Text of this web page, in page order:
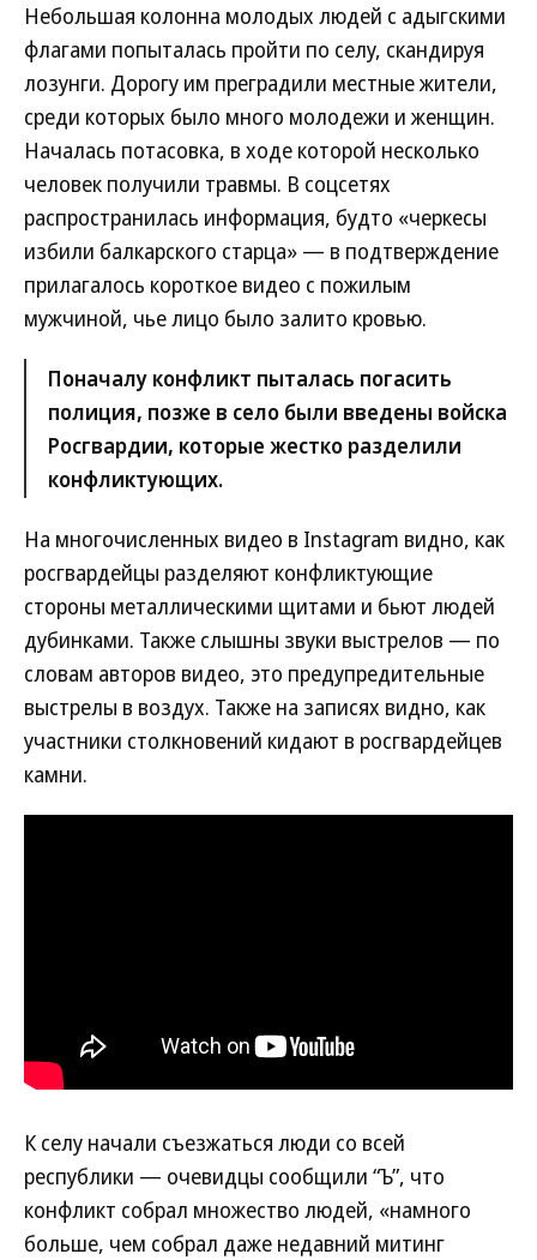
Небольшая колонна молодых людей с адыгскими
флагами попыталась пройти по селу, скандируя
лозунги. Дорогу им преградили местные жители,
среди которых было много молодежи и женщин.
Началась потасовка, в ходе которой несколько
человек получили травмы. В соцсетях
распространилась информация, будто «черкесы
избили балкарского старца» — в подтверждение
прилагалось короткое видео с пожилым
мужчиной, чье лицо было залито кровью.
Поначалу конфликт пыталась погасить
полиция, позже в село были введены войска
Росгвардии, которые жестко разделили
конфликтующих.
На многочисленных видео в Instagram видно, как
росгвардейцы разделяют конфликтующие
стороны металлическими щитами и бьют людей
дубинками. Также слышны звуки выстрелов — по
словам авторов видео, это предупредительные
выстрелы в воздух. Также на записях видно, как
участники столкновений кидают в росгвардейцев
камни.
К селу начали съезжаться люди со всей
республики — очевидцы сообщили “Ъ”, что
конфликт собрал множество людей, «намного
больше, чем собрал даже недавний митинг